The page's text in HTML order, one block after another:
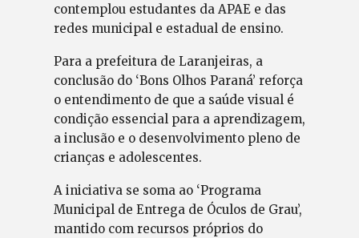
contemplou estudantes da APAE e das
redes municipal e estadual de ensino.
Para a prefeitura de Laranjeiras, a
conclusão do ‘Bons Olhos Paraná’ reforça
o entendimento de que a saúde visual é
condição essencial para a aprendizagem,
a inclusão e o desenvolvimento pleno de
crianças e adolescentes.
A iniciativa se soma ao ‘Programa
Municipal de Entrega de Óculos de Grau’,
mantido com recursos próprios do